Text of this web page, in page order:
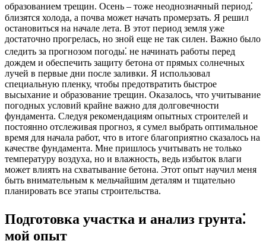
образованием трещин. Осень – тоже неоднозначный период⁚
близятся холода, а почва может начать промерзать. Я решил
остановиться на начале лета. В этот период земля уже
достаточно прогрелась, но зной еще не так силен. Важно было
следить за прогнозом погоды⁚ не начинать работы перед
дождем и обеспечить защиту бетона от прямых солнечных
лучей в первые дни после заливки. Я использовал
специальную пленку, чтобы предотвратить быстрое
высыхание и образование трещин. Оказалось, что учитывание
погодных условий крайне важно для долговечности
фундамента. Следуя рекомендациям опытных строителей и
постоянно отслеживая прогноз, я сумел выбрать оптимальное
время для начала работ, что в итоге благоприятно сказалось на
качестве фундамента. Мне пришлось учитывать не только
температуру воздуха, но и влажность, ведь избыток влаги
может влиять на схватывание бетона. Этот опыт научил меня
быть внимательным к мельчайшим деталям и тщательно
планировать все этапы строительства.
Подготовка участка и анализ грунта⁚
мой опыт